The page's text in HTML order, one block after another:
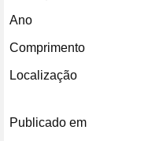
Ano
Comprimento
Localização
Publicado em